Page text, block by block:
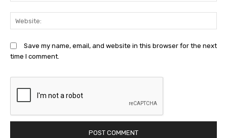
Save my name, email, and website in this browser for the next
time I comment.